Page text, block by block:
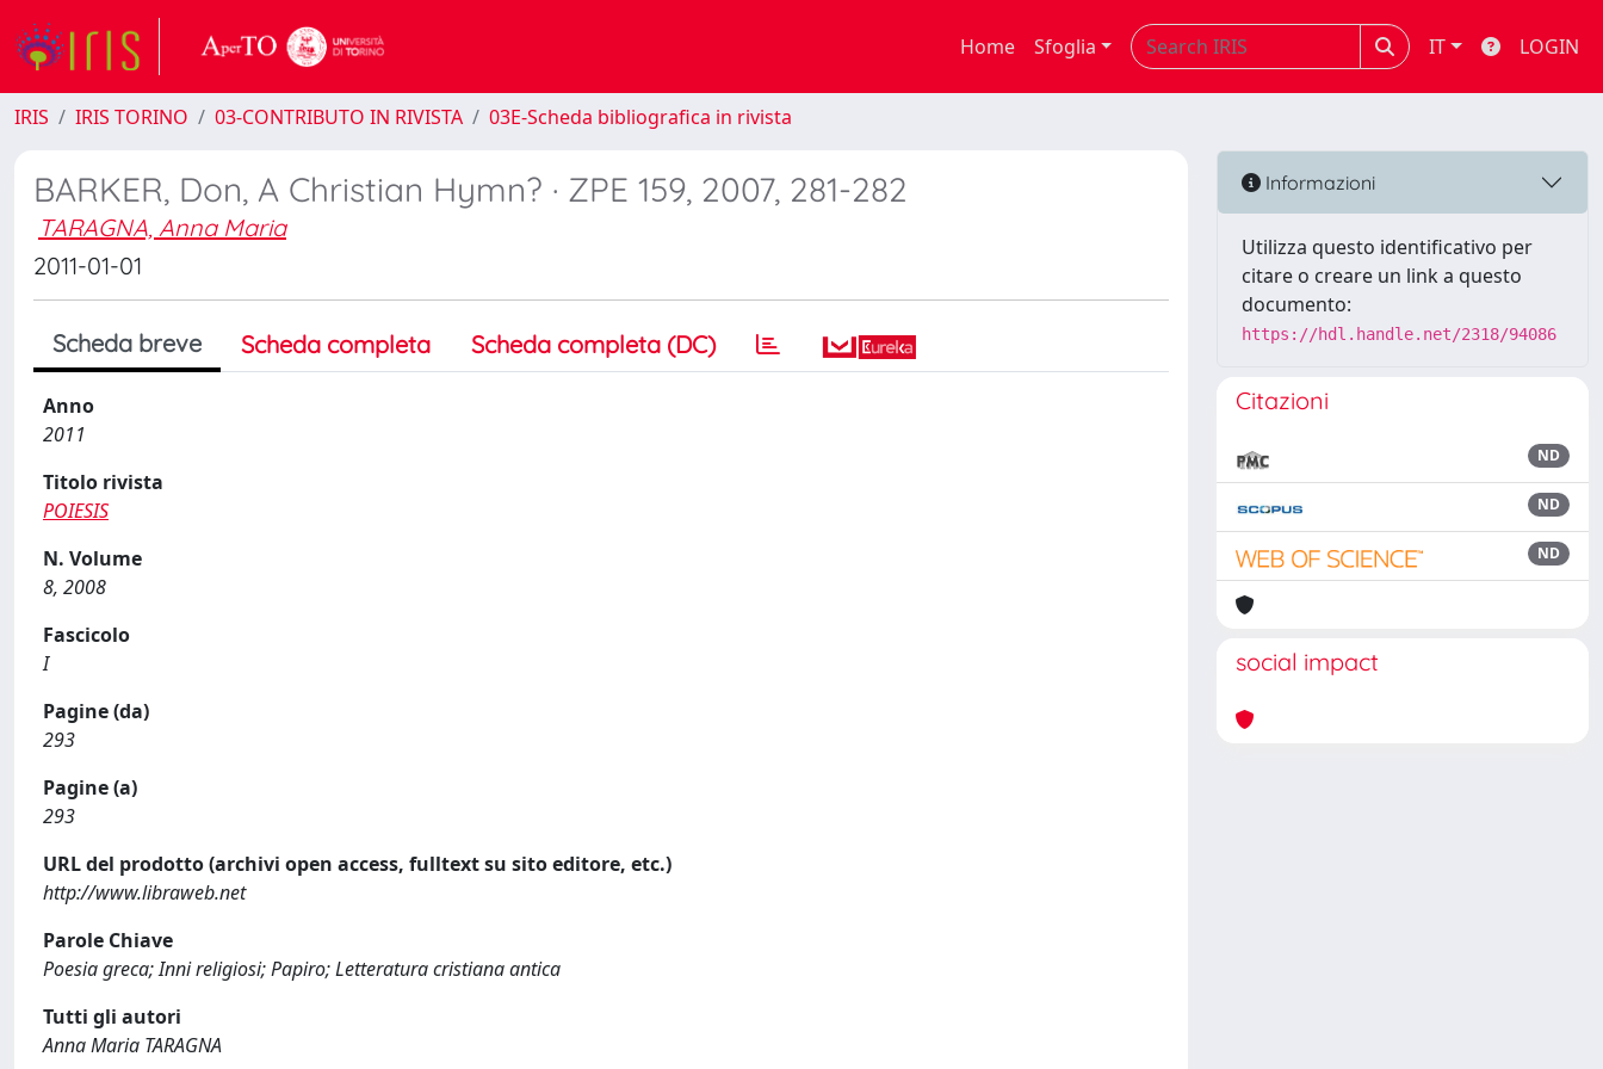
Home Sfoglia IT LOGIN
IRIS IRIS TORINO 03-CONTRIBUTO IN RIVISTA 03E-Scheda bibliografica in rivista
BARKER, Don, A Christian Hymn? · ZPE 159, 2007, 281-282
TARAGNA, Anna Maria
2011-01-01
Scheda breve Scheda completa Scheda completa (DC)
Anno
2011
Titolo rivista
POIESIS
N. Volume
8, 2008
Fascicolo
I
Pagine (da)
293
Pagine (a)
293
URL del prodotto (archivi open access, fulltext su sito editore, etc.)
http://www.libraweb.net
Parole Chiave
Poesia greca; Inni religiosi; Papiro; Letteratura cristiana antica
Tutti gli autori
Anna Maria TARAGNA
Informazioni
Utilizza questo identificativo per
citare o creare un link a questo
documento:
https://hdl.handle.net/2318/94086
Citazioni
ND
ND
ND
social impact